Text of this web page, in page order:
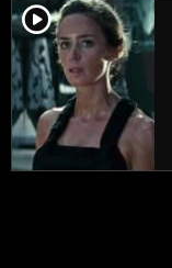
player2